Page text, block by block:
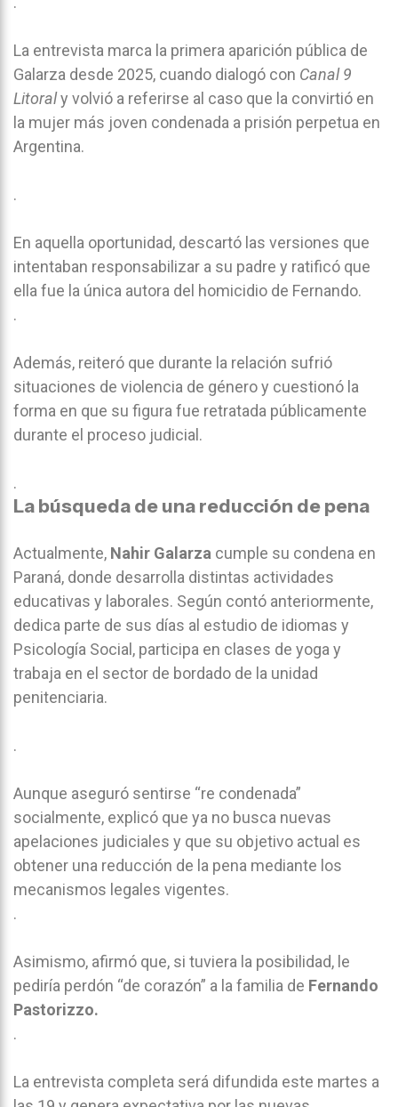
La entrevista marca la primera aparición pública de
Galarza desde 2025, cuando dialogó con Canal 9
Litoraly volvió a referirse al caso que la convirtió en
la mujer más joven condenada a prisión perpetua en
Argentina.
.
En aquella oportunidad, descartó las versiones que
intentaban responsabilizar a su padre y ratificó que
ella fue la única autora del homicidio de Fernando.
.
Además, reiteró que durante la relación sufrió
situaciones de violencia de género y cuestionó la
forma en que su figura fue retratada públicamente
durante el proceso judicial.
.
La búsqueda de una reducción de pena
Actualmente, Nahir Galarza cumple su condena en
Paraná, donde desarrolla distintas actividades
educativas y laborales. Según contó anteriormente,
dedica parte de sus días al estudio de idiomas y
Psicología Social, participa en clases de yoga y
trabaja en el sector de bordado de la unidad
penitenciaria.
.
Aunque aseguró sentirse “re condenada”
socialmente, explicó que ya no busca nuevas
apelaciones judiciales y que su objetivo actual es
obtener una reducción de la pena mediante los
mecanismos legales vigentes.
.
Asimismo, afirmó que, si tuviera la posibilidad, le
pediría perdón “de corazón” a la familia de Fernando
Pastorizzo.
.
La entrevista completa será difundida este martes a